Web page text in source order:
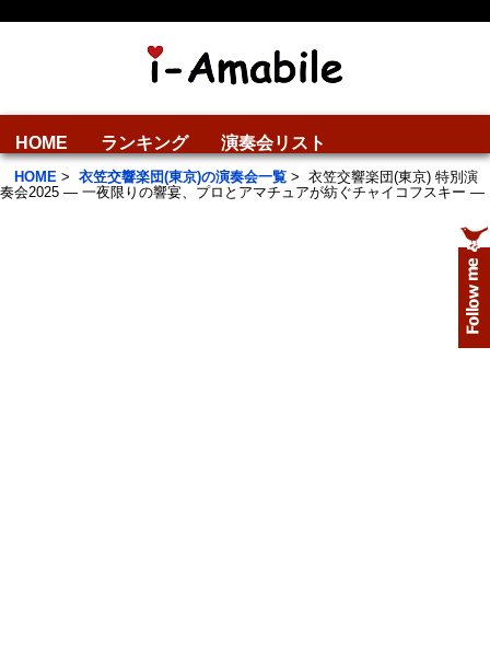
HOME ランキング 演奏会リスト
HOME > 衣笠交響楽団(東京)の演奏会一覧 > 衣笠交響楽団(東京) 特別演
奏会2025 ― 一夜限りの響宴、プロとアマチュアが紡ぐチャイコフスキー ―